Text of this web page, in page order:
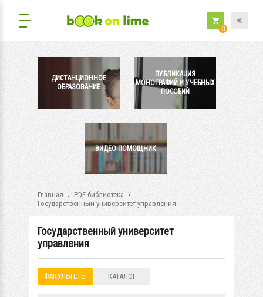
0
ДИСТАНЦИОННОЕ
ОБРАЗОВАНИЕ
ПУБЛИКАЦИЯ
МОНОГРАФИЙ И УЧЕБНЫХ
ПОСОБИЙ
ВИДЕО ПОМОЩНИК
Главная
PDF-библиотека
Государственный университет управления
Государственный университет
управления
ФАКУЛЬТЕТЫ КАТАЛОГ